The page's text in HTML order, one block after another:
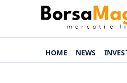
HOME NEWS